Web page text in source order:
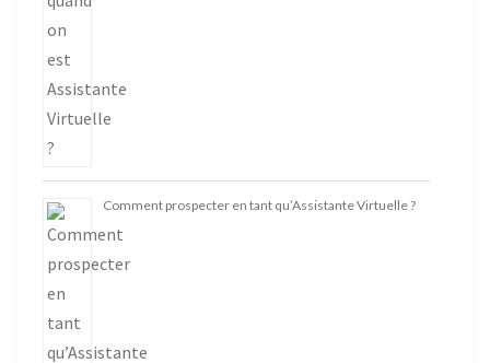
Comment prospecter en tant qu’Assistante Virtuelle ?